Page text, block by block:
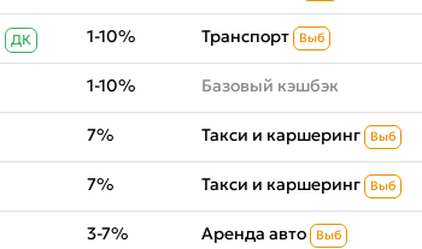
ДК 1-10% Транспорт Выб
1-10% Базовый кэшбэк
7% Такси и каршеринг Выб
7% Такси и каршеринг Выб
3-7% Аренда авто Выб